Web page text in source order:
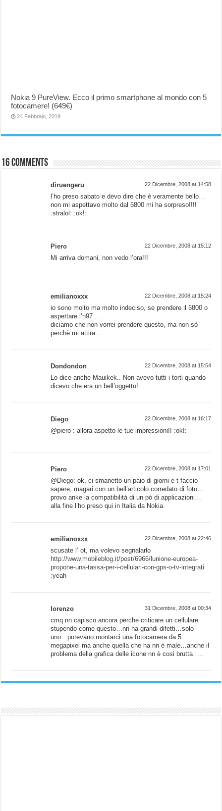
Nokia 9 PureView. Ecco il primo smartphone al mondo con 5
fotocamere! (649€)
24 Febbraio, 2019
16 comments
diruengeru 22 Dicembre, 2008 at 14:58
l’ho preso sabato e devo dire che è veramente bello…
non mi aspettavo molto dal 5800 mi ha sorpreso!!!!
:stralol: :ok!:
Piero 22 Dicembre, 2008 at 15:12
Mi arriva domani, non vedo l’ora!!!
emilianoxxx 22 Dicembre, 2008 at 15:24
io sono molto ma molto indeciso, se prendere il 5800 o
aspettare l’n97 …
diciamo che non vorrei prendere questo, ma non sò
perchè mi attira…
Dondondon 22 Dicembre, 2008 at 15:54
Lo dice anche Mauikek.. Non avevo tutti i torti quando
dicevo che era un bell’oggetto!
Diego 22 Dicembre, 2008 at 16:17
@piero : allora aspetto le tue impressioni!! :ok!:
Piero 22 Dicembre, 2008 at 17:01
@Diego: ok, ci smanetto un paio di giorni e t faccio
sapere, magari con un bell’articolo corredato di foto…
provo anke la compatibilità di un pò di applicazioni…
alla fine l’ho preso qui in Italia da Nokia.
emilianoxxx 22 Dicembre, 2008 at 22:46
scusate l’ ot, ma volevo segnalarlo
http://www.mobileblog.it/post/6966/lunione-europea-
propone-una-tassa-per-i-cellulari-con-gps-o-tv-integrati
:yeah
lorenzo 31 Dicembre, 2008 at 00:34
cmq nn capisco ancora perche criticare un cellulare
stupendo come questo…nn ha grandi difetti…solo
uno…potevano montarci una fotocamera da 5
megapixel ma anche quella che ha nn è male…anche il
problema della grafica delle icone nn è cosi brutta…..